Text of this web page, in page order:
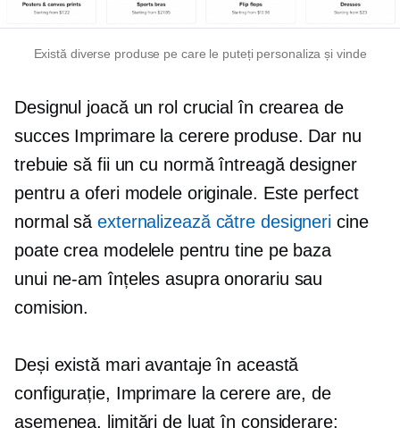
Există diverse produse pe care le puteți personaliza și vinde
Designul joacă un rol crucial în crearea de
succes Imprimare la cerereproduse. Dar nu
trebuie să fii uncu normă întreagădesigner
pentru a oferi modele originale. Este perfect
normal săexternalizează către designeri cine
poate crea modelele pentru tine pe baza
unui ne-am înțeles asupraonorariu sau
comision.
Deși există mari avantaje în această
configurație, Imprimare la cerereare, de
asemenea, limitări de luat în considerare: